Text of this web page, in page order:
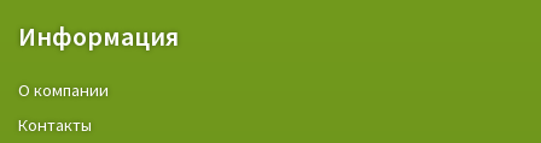
Информация
О компании
Контакты